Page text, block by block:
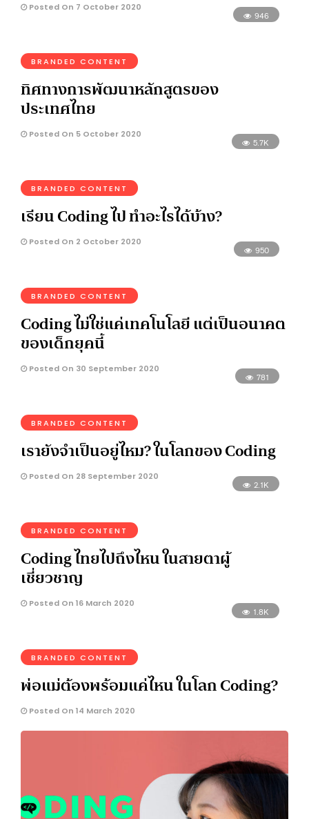
Posted On 7 October 2020
946
BRANDED CONTENT
ทิศทางการพัฒนาหลักสูตรของ
ประเทศไทย
Posted On 5 October 2020
5.7K
BRANDED CONTENT
เรียน Coding ไป ทำอะไรได้บ้าง?
Posted On 2 October 2020
950
BRANDED CONTENT
Coding ไม่ใช่แค่เทคโนโลยี แต่เป็นอนาคต
ของเด็กยุคนี้
Posted On 30 September 2020
781
BRANDED CONTENT
เรายังจำเป็นอยู่ไหม? ในโลกของ Coding
Posted On 28 September 2020
2.1K
BRANDED CONTENT
Coding ไทยไปถึงไหน ในสายตาผู้
เชี่ยวชาญ
Posted On 16 March 2020
1.8K
BRANDED CONTENT
พ่อแม่ต้องพร้อมแค่ไหน ในโลก Coding?
Posted On 14 March 2020